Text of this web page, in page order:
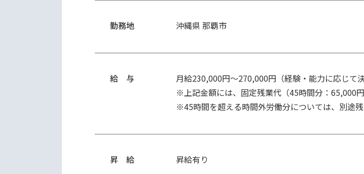
勤務地 沖縄県 那覇市
給 与
月給230,000円～270,000円（経験・能力に応じて
※上記金額には、固定残業代（45時間分：65,000
※45時間を超える時間外労働分については、別途残
昇 給 昇給有り